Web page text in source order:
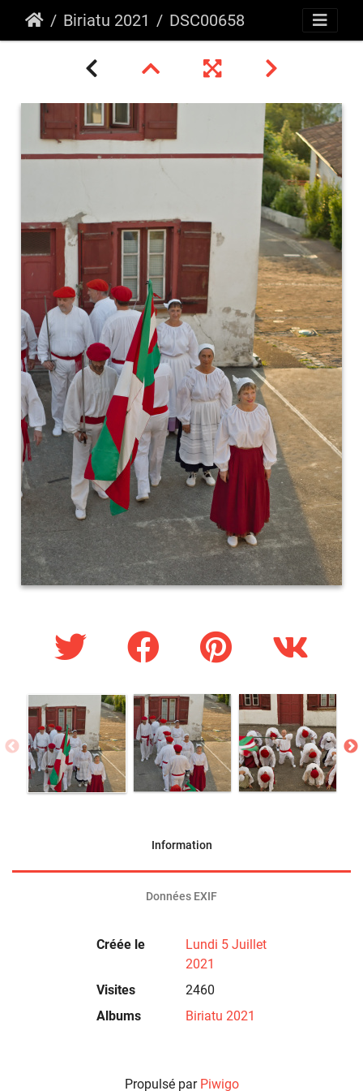
Biriatu 2021 DSC00658
Information
Données EXIF
Créée le
Lundi 5 Juillet
2021
Visites
2460
Albums
Biriatu 2021
Propulsé par Piwigo